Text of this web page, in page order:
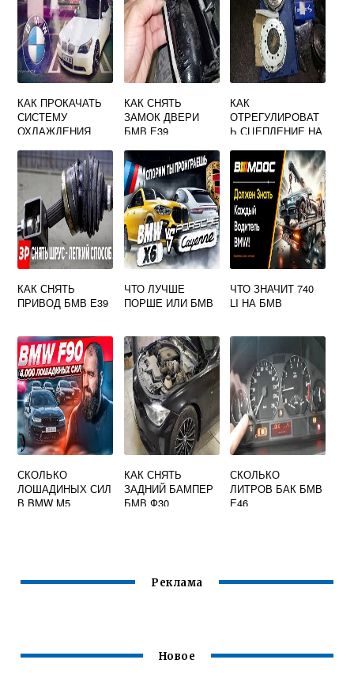
КАК ПРОКАЧАТЬ
СИСТЕМУ
ОХЛАЖДЕНИЯ
КАК СНЯТЬ
ЗАМОК ДВЕРИ
БМВ Е39
КАК
ОТРЕГУЛИРОВАТ
Ь СЦЕПЛЕНИЕ НА
КАК СНЯТЬ
ПРИВОД БМВ Е39
ЧТО ЛУЧШЕ
ПОРШЕ ИЛИ БМВ
ЧТО ЗНАЧИТ 740
LI НА БМВ
СКОЛЬКО
ЛОШАДИНЫХ СИЛ
В BMW M5
КАК СНЯТЬ
ЗАДНИЙ БАМПЕР
БМВ Ф30
СКОЛЬКО
ЛИТРОВ БАК БМВ
Е46
Реклама
Новое